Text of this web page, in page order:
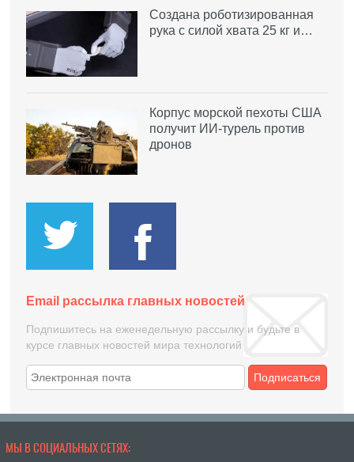
Создана роботизированная
рука с силой хвата 25 кг и…
Корпус морской пехоты США
получит ИИ-турель против
дронов
Email рассылка главных новостей
Подпишитесь на еженедельную рассылку и будьте в
курсе главных новостей мира технологий
Подписаться
МЫ В СОЦИАЛЬНЫХ СЕТЯХ: